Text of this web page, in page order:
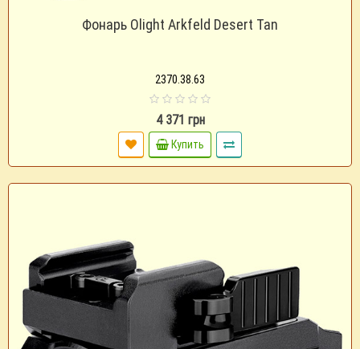
Фонарь Olight Arkfeld Desert Tan
2370.38.63
4 371 грн
Купить